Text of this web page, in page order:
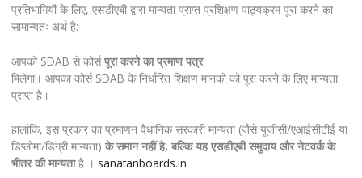
प्रतिभागियों के लिए, एसडीएबी द्वारा मान्यता प्राप्त प्रशिक्षण पाठ्यक्रम पूरा करने का
सामान्यतः अर्थ है:
आपको SDAB से कोर्सपूरा करने का प्रमाण पत्र
मिलेगा। आपका कोर्स SDAB के निर्धारित शिक्षण मानकों को पूरा करने के लिए मान्यता
प्राप्त है।
हालांकि, इस प्रकार का प्रमाणन वैधानिक सरकारी मान्यता (जैसे यूजीसी/एआईसीटीई या
डिप्लोमा/डिग्री मान्यता) के समान नहीं है, बल्कि यह एसडीएबी समुदाय और नेटवर्क के
भीतर की मान्यताहै । sanatanboards.in